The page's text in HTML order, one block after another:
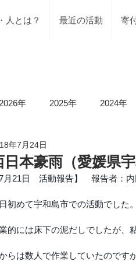
人とは？ 最近の活動 寄
2026年 2025年 2024年
告 メディア掲載情報
日本豪雨（愛媛県
年7月24日
7月21日　活動報告】　報告者：
初めて宇和島市での活動でした
的には床下の泥だしでしたが、
らは数人で作業していたのです